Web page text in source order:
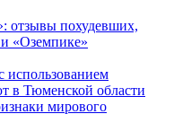
отзывы похудевших,
«Оземпике»
использованием
в Тюменской области
мирового